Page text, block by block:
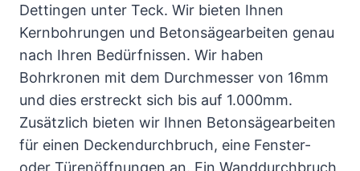
Dettingen unter Teck. Wir bieten Ihnen
Kernbohrungen und Betonsägearbeiten genau
nach Ihren Bedürfnissen. Wir haben
Bohrkronen mit dem Durchmesser von 16mm
und dies erstreckt sich bis auf 1.000mm.
Zusätzlich bieten wir Ihnen Betonsägearbeiten
für einen Deckendurchbruch, eine Fenster-
oder Türenöffnungen an. Ein Wanddurchbruch